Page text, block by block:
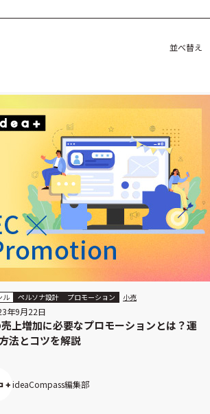
並べ替え
ル ペルソナ設計 プロモーション 小売
年9月22日
売上増加に必要なプロモーションとは？運
法とコツを解説
ideaCompass編集部